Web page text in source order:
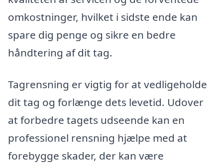
omkostninger, hvilket i sidste ende kan
spare dig penge og sikre en bedre
håndtering af dit tag.
Tagrensning er vigtig for at vedligeholde
dit tag og forlænge dets levetid. Udover
at forbedre tagets udseende kan en
professionel rensning hjælpe med at
forebygge skader, der kan være